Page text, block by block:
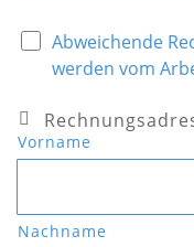
Abweichende
werden vom
Vorname
Nachname